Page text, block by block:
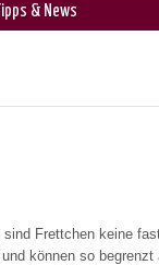
& News
Frettchen keine
können so begrenzt